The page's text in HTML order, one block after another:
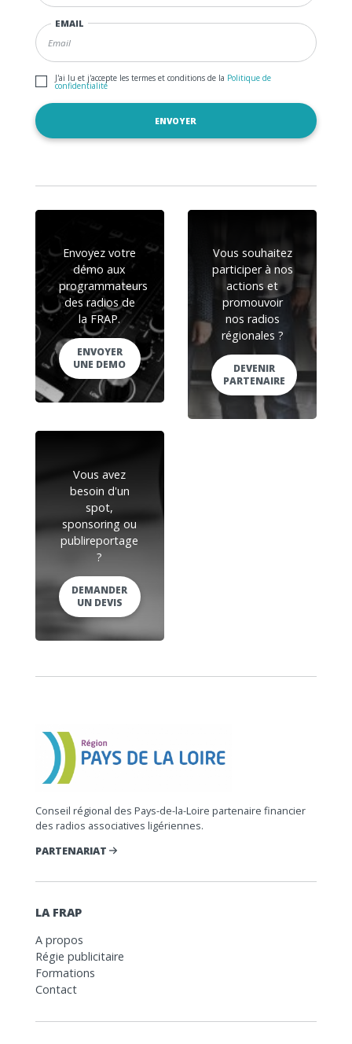
EMAIL
J'ai lu et j'accepte les termes et conditions de la Politique de
confidentialité
Envoyez votre
démo aux
programmateurs
des radios de
la FRAP.
ENVOYER
UNE DEMO
Vous souhaitez
participer à nos
actions et
promouvoir
nos radios
régionales ?
DEVENIR
PARTENAIRE
Vous avez
besoin d'un
spot,
sponsoring ou
publireportage
?
DEMANDER
UN DEVIS
Conseil régional des Pays-de-la-Loire partenaire financier
des radios associatives ligériennes.
PARTENARIAT
LA FRAP
A propos
Régie publicitaire
Formations
Contact